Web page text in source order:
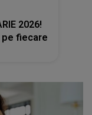
2026!
pe fiecare